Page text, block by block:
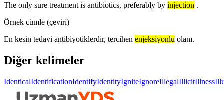
The only sure treatment is antibiotics, preferably by injection .
Örnek cümle (çeviri)
En kesin tedavi antibiyotiklerdir, tercihen enjeksiyonlu olanı.
Diğer kelimeler
IdenticalIdentificationIdentifyIdentityIgniteIgnoreIllegalIllicitIllness